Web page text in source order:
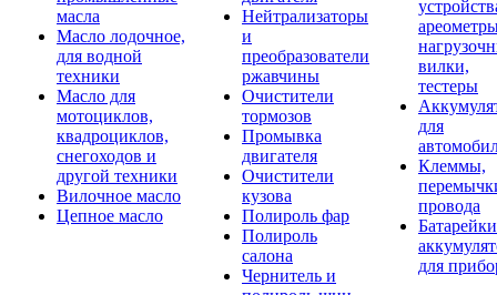
масла
Масло лодочное,
для водной
техники
Масло для
мотоциклов,
квадроциклов,
снегоходов и
другой техники
Вилочное масло
Цепное масло
Нейтрализаторы
и
преобразователи
ржавчины
Очистители
тормозов
Промывка
двигателя
Очистители
кузова
Полироль фар
Полироль
салона
Чернитель и
вилки,
тестеры
для
Клеммы,
провода
для